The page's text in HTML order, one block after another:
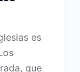
es
que